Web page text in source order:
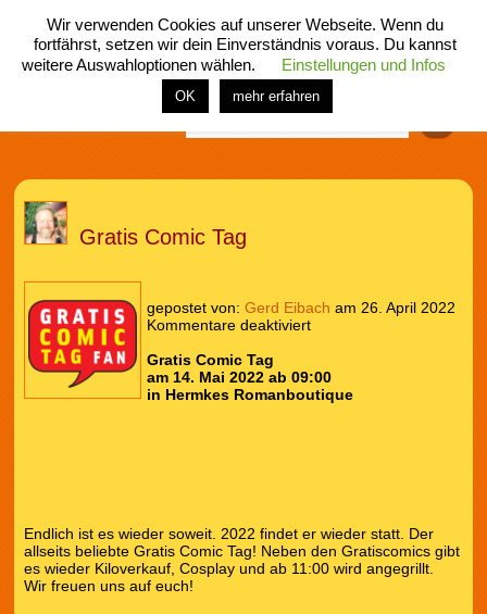
menü
home rubrik buch comic spiel fotos shop
Gratis Comic Tag
gepostet von: Gerd Eibach am 26. April 2022
Kommentare deaktiviert
Gratis Comic Tag
am 14. Mai 2022 ab 09:00
in Hermkes Romanboutique
Endlich ist es wieder soweit. 2022 findet er wieder statt. Der
allseits beliebte Gratis Comic Tag! Neben den Gratiscomics gibt
es wieder Kiloverkauf, Cosplay und ab 11:00 wird angegrillt.
Wir freuen uns auf euch!
Wir verwenden Cookies auf unserer Webseite. Wenn du
fortfährst, setzen wir dein Einverständnis voraus. Du kannst
weitere Auswahloptionen wählen.
Einstellungen und Infos
OK mehr erfahren